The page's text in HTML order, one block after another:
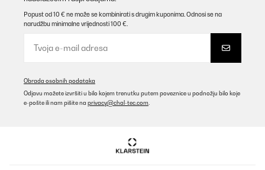
Popust od 10 € ne može se kombinirati s drugim kuponima. Odnosi se na
narudžbu minimalne vrijednosti 100 €.
Obrada osobnih podataka
Odjavu možete izvršiti u bilo kojem trenutku putem poveznice u podnožju bilo koje
e-pošte ili nam pišite na privacy@chal-tec.com.